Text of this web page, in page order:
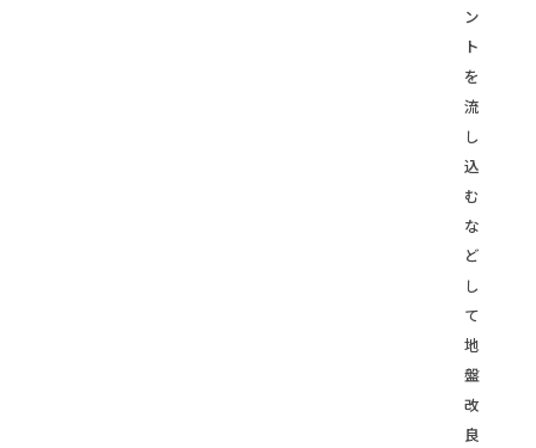
ン
ト
を
流
し
込
む
な
ど
し
て
地
盤
改
良